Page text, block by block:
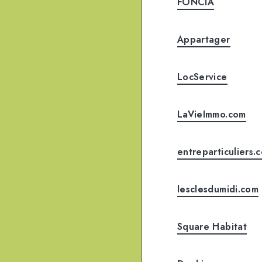
Appartager
LocService
LaVieImmo.com
lesclesdumidi.com
Square Habitat